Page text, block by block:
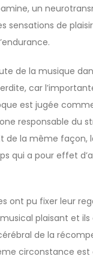
un
sensations de
de la musique
car
est jugée
responsable du
de la même façon,
qui a pour effet
ont pu fixer leur
plaisant et
de la
circonstance est